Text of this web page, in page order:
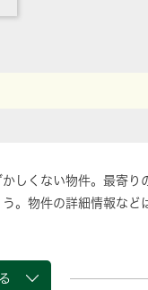
しくない物件。最寄
。物件の詳細情報など